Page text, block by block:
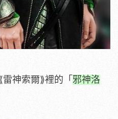
神索爾⟫裡的「 邪神洛